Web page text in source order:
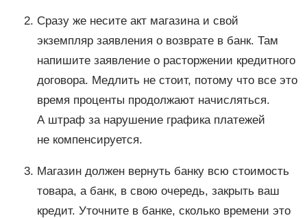
Сразу же несите акт магазина и свой
экземпляр заявления о возврате в банк. Там
напишите заявление о расторжении кредитного
договора. Медлить не стоит, потому что все это
время проценты продолжают начисляться.
А штраф за нарушение графика платежей
не компенсируется.
Магазин должен вернуть банку всю стоимость
товара, а банк, в свою очередь, закрыть ваш
кредит. Уточните в банке, сколько времени это